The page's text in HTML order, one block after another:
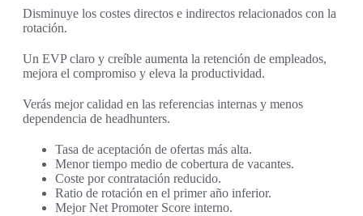
Disminuye los costes directos e indirectos relacionados con la
rotación.
Un EVP claro y creíble aumenta la retención de empleados,
mejora el compromiso y eleva la productividad.
Verás mejor calidad en las referencias internas y menos
dependencia de headhunters.
Tasa de aceptación de ofertas más alta.
Menor tiempo medio de cobertura de vacantes.
Coste por contratación reducido.
Ratio de rotación en el primer año inferior.
Mejor Net Promoter Score interno.